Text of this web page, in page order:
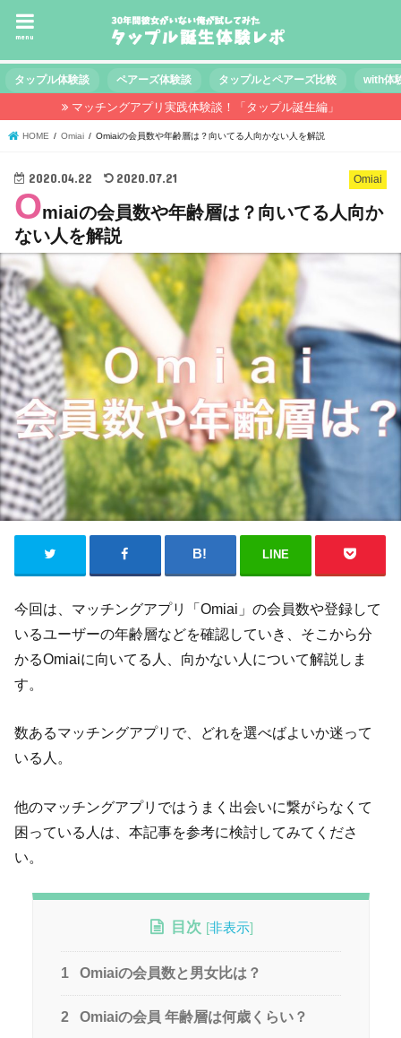
menu
タップル体験談 ペアーズ体験談 タップルとペアーズ比較 with体
マッチングアプリ実践体験談！「タップル誕生編」
HOME Omiai Omiaiの会員数や年齢層は？向いてる人向かない人を解説
Omiai
2020.04.22 2020.07.21
Omiaiの会員数や年齢層は？向いてる人向か
ない人を解説
LINE
今回は、マッチングアプリ「Omiai」の会員数や登録して
いるユーザーの年齢層などを確認していき、そこから分
かるOmiaiに向いてる人、向かない人について解説しま
す。
数あるマッチングアプリで、どれを選べばよいか迷って
いる人。
他のマッチングアプリではうまく出会いに繋がらなくて
困っている人は、本記事を参考に検討してみてくださ
い。
目次 [非表示]
1 Omiaiの会員数と男女比は？
2 Omiaiの会員 年齢層は何歳くらい？